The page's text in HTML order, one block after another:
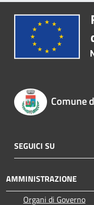
Comune
SEGUICI SU
AMMINISTRAZIONE
Organi di Governo